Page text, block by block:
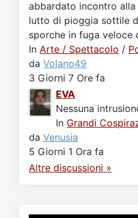
abbardato incontro
lutto di pioggia sottile
sporche in fuga veloce
In Arte / Spettacolo /
da Volano49
3 Giorni 7 Ore fa
EVA
Nessuna
In Grandi
da Venusia
5 Giorni 1 Ora fa
Altre discussioni »